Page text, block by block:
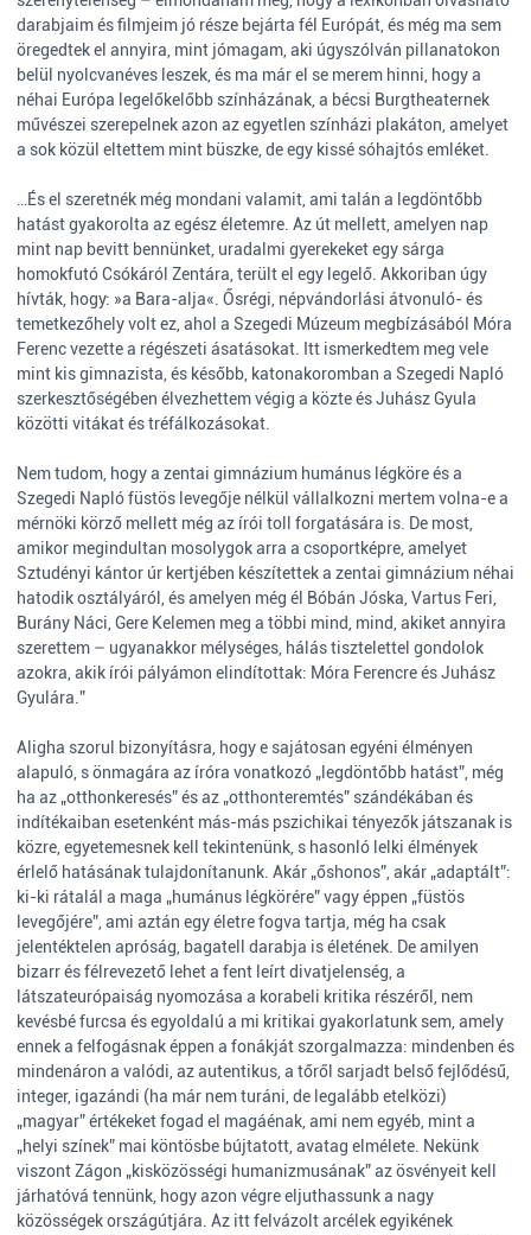
darabjaim és filmjeim jó része bejárta fél Európát, és még ma sem
öregedtek el annyira, mint jómagam, aki úgyszólván pillanatokon
belül nyolcvanéves leszek, és ma már el se merem hinni, hogy a
néhai Európa legelőkelőbb színházának, a bécsi Burgtheaternek
művészei szerepelnek azon az egyetlen színházi plakáton, amelyet
a sok közül eltettem mint büszke, de egy kissé sóhajtós emléket.
…És el szeretnék még mondani valamit, ami talán a legdöntőbb
hatást gyakorolta az egész életemre. Az út mellett, amelyen nap
mint nap bevitt bennünket, uradalmi gyerekeket egy sárga
homokfutó Csókáról Zentára, terült el egy legelő. Akkoriban úgy
hívták, hogy: »a Bara-alja«. Ősrégi, népvándorlási átvonuló- és
temetkezőhely volt ez, ahol a Szegedi Múzeum megbízásából Móra
Ferenc vezette a régészeti ásatásokat. Itt ismerkedtem meg vele
mint kis gimnazista, és később, katonakoromban a Szegedi Napló
szerkesztőségében élvezhettem végig a közte és Juhász Gyula
közötti vitákat és tréfálkozásokat.
Nem tudom, hogy a zentai gimnázium humánus légköre és a
Szegedi Napló füstös levegője nélkül vállalkozni mertem volna-e a
mérnöki körző mellett még az írói toll forgatására is. De most,
amikor megindultan mosolygok arra a csoportképre, amelyet
Sztudényi kántor úr kertjében készítettek a zentai gimnázium néhai
hatodik osztályáról, és amelyen még él Bóbán Jóska, Vartus Feri,
Burány Náci, Gere Kelemen meg a többi mind, mind, akiket annyira
szerettem – ugyanakkor mélységes, hálás tisztelettel gondolok
azokra, akik írói pályámon elindítottak: Móra Ferencre és Juhász
Gyulára.”
Aligha szorul bizonyításra, hogy e sajátosan egyéni élményen
alapuló, s önmagára az íróra vonatkozó „legdöntőbb hatást”, még
ha az „otthonkeresés” és az „otthonteremtés” szándékában és
indítékaiban esetenként más-más pszichikai tényezők játszanak is
közre, egyetemesnek kell tekintenünk, s hasonló lelki élmények
érlelő hatásának tulajdonítanunk. Akár „őshonos”, akár „adaptált”:
ki-ki rátalál a maga „humánus légkörére” vagy éppen „füstös
levegőjére”, ami aztán egy életre fogva tartja, még ha csak
jelentéktelen apróság, bagatell darabja is életének. De amilyen
bizarr és félrevezető lehet a fent leírt divatjelenség, a
látszateurópaiság nyomozása a korabeli kritika részéről, nem
kevésbé furcsa és egyoldalú a mi kritikai gyakorlatunk sem, amely
ennek a felfogásnak éppen a fonákját szorgalmazza: mindenben és
mindenáron a valódi, az autentikus, a tőről sarjadt belső fejlődésű,
integer, igazándi (ha már nem turáni, de legalább etelközi)
„magyar” értékeket fogad el magáénak, ami nem egyéb, mint a
„helyi színek” mai köntösbe bújtatott, avatag elmélete. Nekünk
viszont Zágon „kisközösségi humanizmusának” az ösvényeit kell
járhatóvá tennünk, hogy azon végre eljuthassunk a nagy
közösségek országútjára. Az itt felvázolt arcélek egyikének